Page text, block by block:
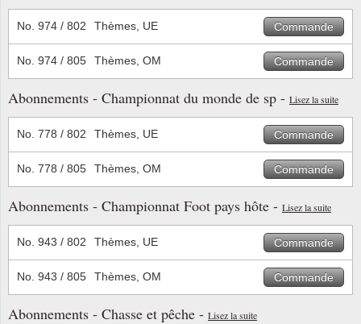
No. 974 / 802 Thèmes, UE Commande
No. 974 / 805 Thèmes, OM Commande
Abonnements - Championnat du monde de sp - Lisez la suite
No. 778 / 802 Thèmes, UE Commande
No. 778 / 805 Thèmes, OM Commande
Abonnements - Championnat Foot pays hôte - Lisez la suite
No. 943 / 802 Thèmes, UE Commande
No. 943 / 805 Thèmes, OM Commande
Abonnements - Chasse et pêche - Lisez la suite
Fleurs
Grèce
Islande
Iles